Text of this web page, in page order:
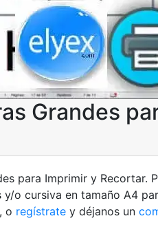
Grandes
para Imprimir y
y/o cursiva en tamaño A4
, o regístrate y déjanos un